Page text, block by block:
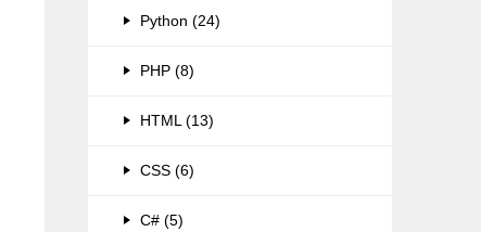
Python (24)
PHP (8)
HTML (13)
CSS (6)
C# (5)